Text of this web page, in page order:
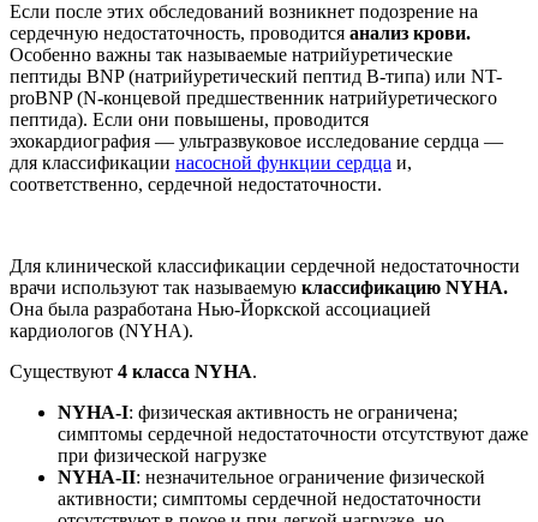
Если после этих обследований возникнет подозрение на
сердечную недостаточность, проводится анализ крови.
Особенно важны так называемые натрийуретические
пептиды BNP (натрийуретический пептид В-типа) или NT-
proBNP (N-концевой предшественник натрийуретического
пептида). Если они повышены, проводится
эхокардиография — ультразвуковое исследование сердца —
для классификации насосной функции сердца и,
соответственно, сердечной недостаточности.
Для клинической классификации сердечной недостаточности
врачи используют так называемую классификацию NYHA.
Она была разработана Нью-Йоркской ассоциацией
кардиологов (NYHA).
Существуют 4 класса NYHA.
NYHA-I: физическая активность не ограничена;
симптомы сердечной недостаточности отсутствуют даже
при физической нагрузке
NYHA-II: незначительное ограничение физической
активности; симптомы сердечной недостаточности